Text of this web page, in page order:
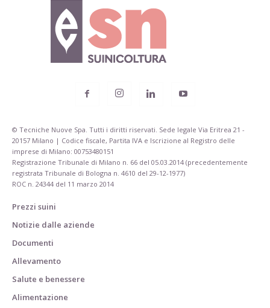
© Tecniche Nuove Spa. Tutti i diritti riservati. Sede legale Via Eritrea 21 -
20157 Milano | Codice fiscale, Partita IVA e Iscrizione al Registro delle
imprese di Milano: 00753480151
Registrazione Tribunale di Milano n. 66 del 05.03.2014 (precedentemente
registrata Tribunale di Bologna n. 4610 del 29-12-1977)
ROC n. 24344 del 11 marzo 2014
Prezzi suini
Notizie dalle aziende
Documenti
Allevamento
Salute e benessere
Alimentazione